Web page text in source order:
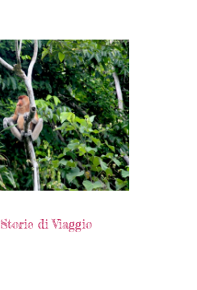
Storie di Viaggio